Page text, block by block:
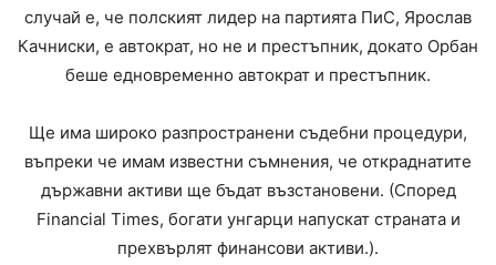
случай е, че полският лидер на партията ПиС, Ярослав
Качниски, е автократ, но не и престъпник, докато Орбан
беше едновременно автократ и престъпник.
Ще има широко разпространени съдебни процедури,
въпреки че имам известни съмнения, че откраднатите
държавни активи ще бъдат възстановени. (Според
Financial Times, богати унгарци напускат страната и
прехвърлят финансови активи.).